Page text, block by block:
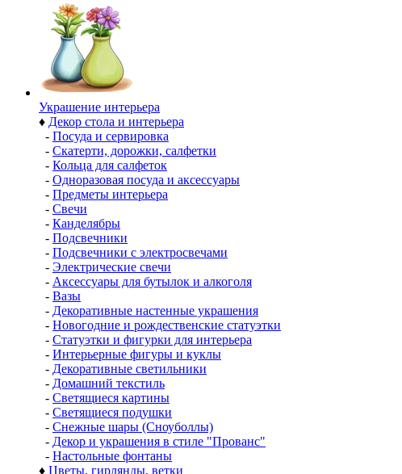
Украшение интерьера
♦ Декор стола и интерьера
- Посуда и сервировка
- Скатерти, дорожки, салфетки
- Кольца для салфеток
- Одноразовая посуда и аксессуары
- Предметы интерьера
- Свечи
- Канделябры
- Подсвечники
- Подсвечники с электросвечами
- Электрические свечи
- Аксессуары для бутылок и алкоголя
- Вазы
- Декоративные настенные украшения
- Новогодние и рождественские статуэтки
- Статуэтки и фигурки для интерьера
- Интерьерные фигуры и куклы
- Декоративные светильники
- Домашний текстиль
- Светящиеся картины
- Светящиеся подушки
- Снежные шары (Сноуболлы)
- Декор и украшения в стиле "Прованс"
- Настольные фонтаны
♦ Цветы, гирлянды, ветки